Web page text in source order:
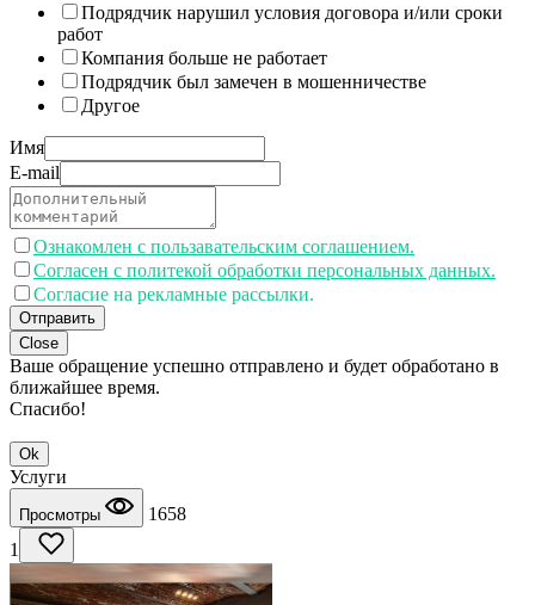
Подрядчик нарушил условия договора и/или сроки
работ
Компания больше не работает
Подрядчик был замечен в мошенничестве
Другое
Имя
E-mail
Ознакомлен с пользавательским соглашением.
Согласен с политекой обработки персональных данных.
Согласие на рекламные рассылки.
Отправить
Close
Ваше обращение успешно отправлено и будет обработано в
ближайшее время.
Спасибо!
Ok
Услуги
Просмотры
1658
1